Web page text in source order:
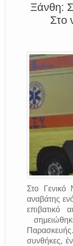
Ξάνθη:
Στο
Στο
αναβάτης
επιβατικό
συνθήκες,